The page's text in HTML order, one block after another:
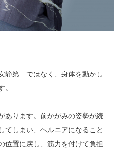
静第一ではなく、身体を動かし
。
あります。前かがみの姿勢が続
てしまい、ヘルニアになること
位置に戻し、筋力を付けて負担